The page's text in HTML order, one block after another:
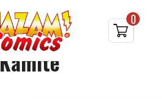
0
Kamite